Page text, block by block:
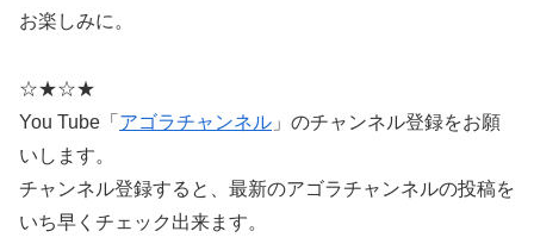
お楽しみに。
☆★☆★
You Tube「 アゴラチャンネル 」のチャンネル登録をお願
いします。
チャンネル登録すると、最新のアゴラチャンネルの投稿を
いち早くチェック出来ます。